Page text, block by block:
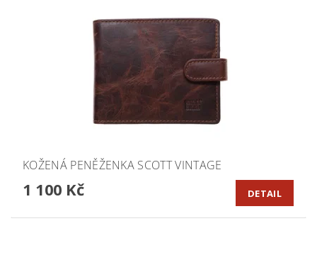
KOŽENÁ PENĚŽENKA SCOTT VINTAGE
1 100 Kč DETAIL